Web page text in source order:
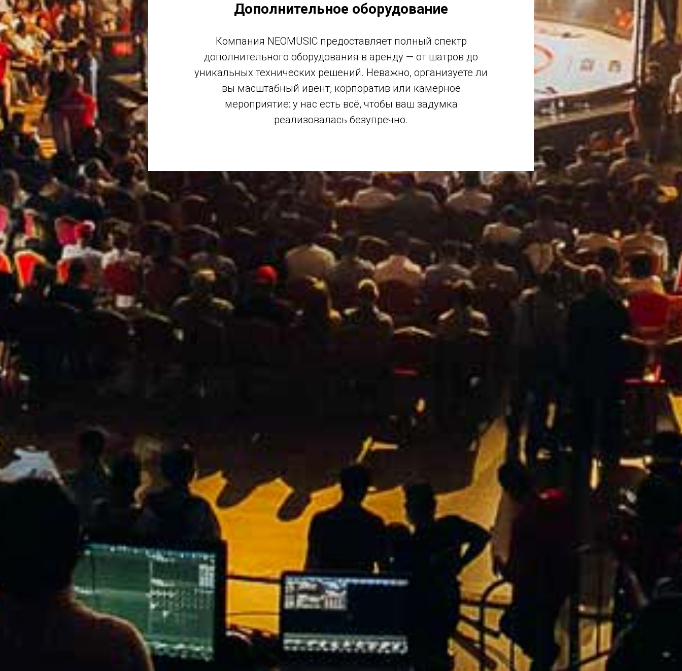
Дополнительное оборудование
Компания NEOMUSIC предоставляет полный спектр
дополнительного оборудования в аренду — от шатров до
уникальных технических решений. Неважно, организуете ли
вы масштабный ивент, корпоратив или камерное
мероприятие: у нас есть всё, чтобы ваш задумка
реализовалась безупречно.